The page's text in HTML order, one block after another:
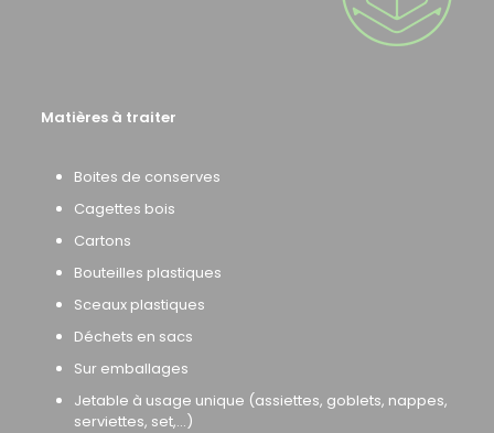
Matières à traiter
Boites de conserves
Cagettes bois
Cartons
Bouteilles plastiques
Sceaux plastiques
Déchets en sacs
Sur emballages
Jetable à usage unique (assiettes, goblets, nappes,
serviettes, set,…)